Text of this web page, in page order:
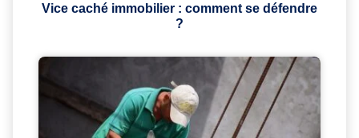
Vice caché immobilier : comment se défendre
?